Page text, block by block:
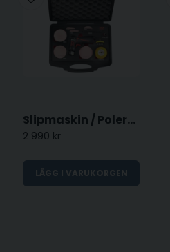
Slipmaskin / Polermaskin - 77mm oscillerande
2 990 kr
LÄGG I VARUKORGEN